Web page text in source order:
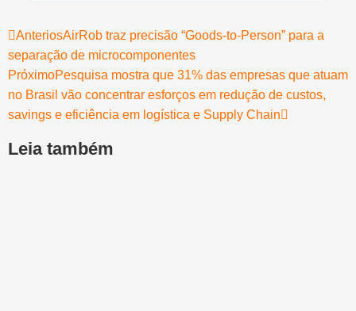
AnteriosAirRob traz precisão “Goods-to-Person” para a
separação de microcomponentes
PróximoPesquisa mostra que 31% das empresas que atuam
no Brasil vão concentrar esforços em redução de custos,
savings e eficiência em logística e Supply Chain
Leia também